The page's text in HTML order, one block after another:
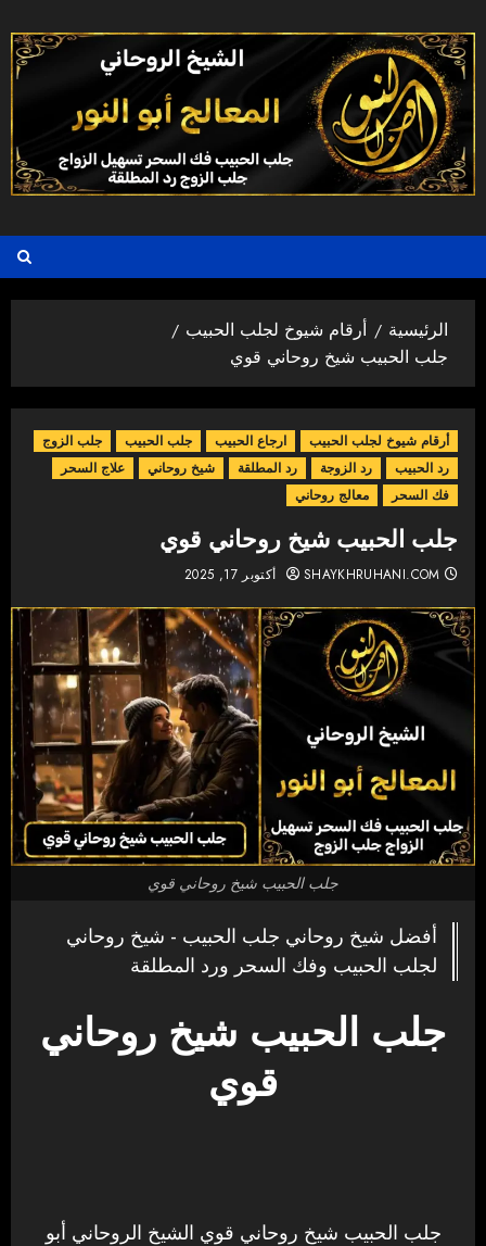
إلى
المحتوى
الرئيسية
أرقام شيوخ لجلب الحبيب
جلب الحبيب شيخ روحاني قوي
أرقام شيوخ لجلب الحبيب ارجاع الحبيب جلب الحبيب
جلب الزوج
رد الحبيب
رد الزوجة رد المطلقة شيخ روحاني
علاج السحر
فك السحر
معالج روحاني
جلب الحبيب شيخ روحاني قوي
SHAYKHRUHANI.COM أكتوبر 17, 2025
جلب الحبيب شيخ روحاني قوي
أفضل شيخ روحاني جلب الحبيب - شيخ روحاني
لجلب الحبيب وفك السحر ورد المطلقة
جلب الحبيب شيخ روحاني
قوي
جلب الحبيب شيخ روحاني قوي الشيخ الروحاني أبو